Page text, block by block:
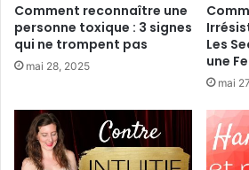
Comment reconnaître une
personne toxique : 3 signes
qui ne trompent pas
mai 28, 2025
Les
une
mai